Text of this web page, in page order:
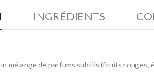
INGRÉDIENTS
mélange de parfums subtils (fruits